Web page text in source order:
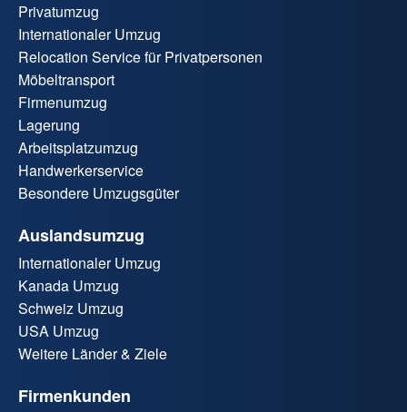
Privatumzug
Internationaler Umzug
Relocation Service für Privatpersonen
Möbeltransport
Firmenumzug
Lagerung
Arbeitsplatzumzug
Handwerkerservice
Besondere Umzugsgüter
Auslandsumzug
Internationaler Umzug
Kanada Umzug
Schweiz Umzug
USA Umzug
Weitere Länder & Ziele
Firmenkunden